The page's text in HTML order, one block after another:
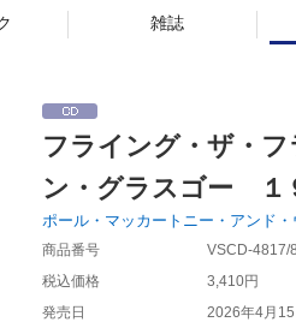
雑誌
フライング・ザ・
ン・グラスゴー １
ポール・マッカートニー・アンド・
商品番号
VSCD-4817/8
税込価格
3,410円
発売日
2026年4月15